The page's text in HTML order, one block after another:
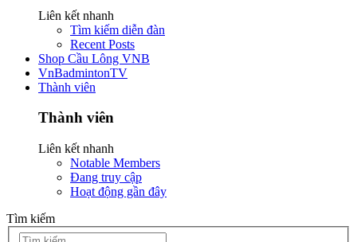
Liên kết nhanh
Tìm kiếm diễn đàn
Recent Posts
Shop Cầu Lông VNB
VnBadmintonTV
Thành viên
Thành viên
Liên kết nhanh
Notable Members
Đang truy cập
Hoạt động gần đây
Tìm kiếm